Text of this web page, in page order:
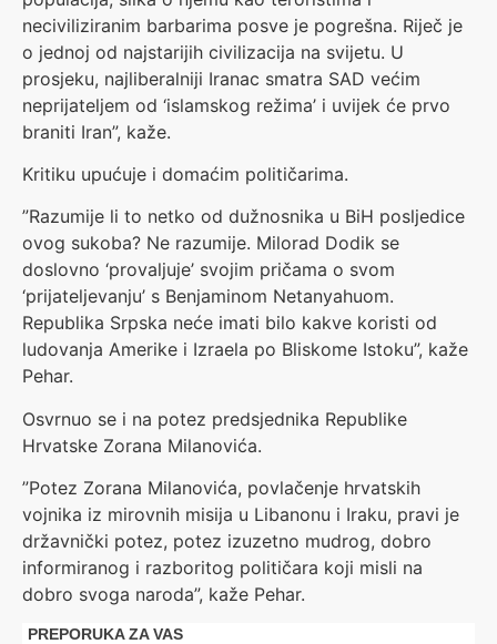
neciviliziranim barbarima posve je pogrešna. Riječ je
o jednoj od najstarijih civilizacija na svijetu. U
prosjeku, najliberalniji Iranac smatra SAD većim
neprijateljem od ‘islamskog režima’ i uvijek će prvo
braniti Iran”, kaže.
Kritiku upućuje i domaćim političarima.
”Razumije li to netko od dužnosnika u BiH posljedice
ovog sukoba? Ne razumije. Milorad Dodik se
doslovno ‘provaljuje’ svojim pričama o svom
‘prijateljevanju’ s Benjaminom Netanyahuom.
Republika Srpska neće imati bilo kakve koristi od
ludovanja Amerike i Izraela po Bliskome Istoku”, kaže
Pehar.
Osvrnuo se i na potez predsjednika Republike
Hrvatske Zorana Milanovića.
”Potez Zorana Milanovića, povlačenje hrvatskih
vojnika iz mirovnih misija u Libanonu i Iraku, pravi je
državnički potez, potez izuzetno mudrog, dobro
informiranog i razboritog političara koji misli na
dobro svoga naroda”, kaže Pehar.